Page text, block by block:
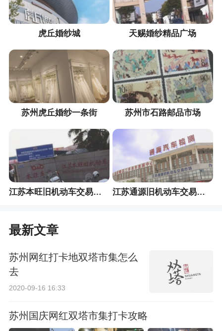
虎丘婚纱城 天赐婚纱精品广场
苏州虎丘婚纱一条街 苏州市石路邮品市场
江苏本旺旧机动车交易市场 江苏通源旧机动车交易市场
最新文章
苏州网红打卡地双塔市集怎么
去
2020-09-16 16:33
苏州国庆网红双塔市集打卡攻略